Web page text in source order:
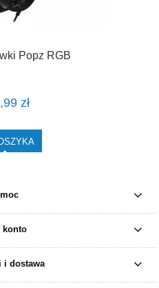
Popz RGB
zł
konto
i dostawa